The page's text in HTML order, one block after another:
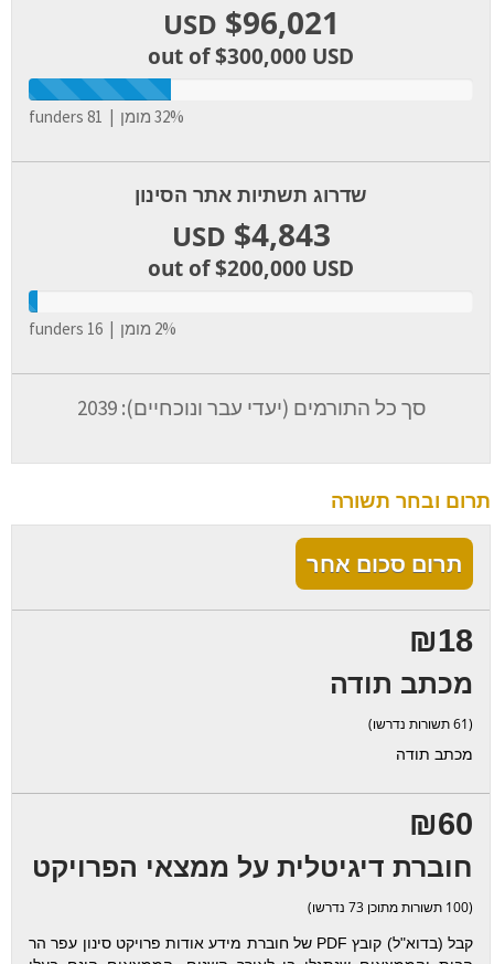
$96,021
USD
out of $300,000 USD
32% מומן | 81 funders
שדרוג תשתיות אתר הסינון
$4,843
USD
out of $200,000 USD
2% מומן | 16 funders
סך כל התורמים (יעדי עבר ונוכחיים): 2039
תרום ובחר תשורה
תרום סכום אחר
₪18
מכתב תודה
(61 תשורות נדרשו)
מכתב תודה
₪60
חוברת דיגיטלית על ממצאי הפרויקט
(100 תשורות מתוכן 73 נדרשו)
קבל (בדוא"ל) קובץ PDF של חוברת מידע אודות פרויקט סינון עפר הר